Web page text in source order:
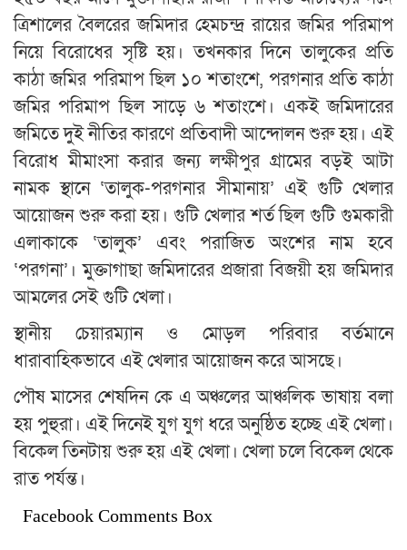
ত্রিশালের বৈলরের জমিদার হেমচন্দ্র রায়ের জমির পরিমাপ
নিয়ে বিরোধের সৃষ্টি হয়। তখনকার দিনে তালুকের প্রতি
কাঠা জমির পরিমাপ ছিল ১০ শতাংশে, পরগনার প্রতি কাঠা
জমির পরিমাপ ছিল সাড়ে ৬ শতাংশে। একই জমিদারের
জমিতে দুই নীতির কারণে প্রতিবাদী আন্দোলন শুরু হয়। এই
বিরোধ মীমাংসা করার জন্য লক্ষীপুর গ্রামের বড়ই আটা
নামক স্থানে ‘তালুক-পরগনার সীমানায়’ এই গুটি খেলার
আয়োজন শুরু করা হয়। গুটি খেলার শর্ত ছিল গুটি গুমকারী
এলাকাকে ‘তালুক’ এবং পরাজিত অংশের নাম হবে
‘পরগনা’। মুক্তাগাছা জমিদারের প্রজারা বিজয়ী হয় জমিদার
আমলের সেই গুটি খেলা।
স্থানীয় চেয়ারম্যান ও মোড়ল পরিবার বর্তমানে
ধারাবাহিকভাবে এই খেলার আয়োজন করে আসছে।
পৌষ মাসের শেষদিন কে এ অঞ্চলের আঞ্চলিক ভাষায় বলা
হয় পুহুরা। এই দিনেই যুগ যুগ ধরে অনুষ্ঠিত হচ্ছে এই খেলা।
বিকেল তিনটায় শুরু হয় এই খেলা। খেলা চলে বিকেল থেকে
রাত পর্যন্ত।
Facebook Comments Box